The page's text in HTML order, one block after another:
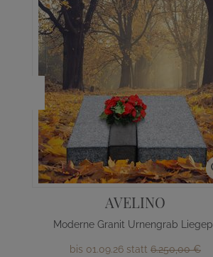
AVELINO
bis 01.09.26 statt 6.250,00 €